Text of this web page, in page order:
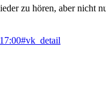
zu hören, aber nicht